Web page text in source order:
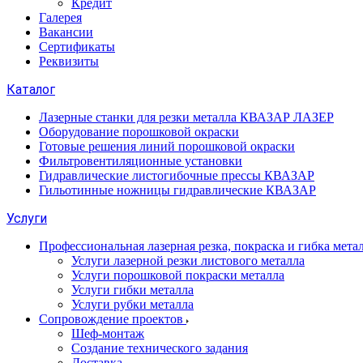
Кредит
Галерея
Вакансии
Сертификаты
Реквизиты
Каталог
Лазерные станки для резки металла КВАЗАР ЛАЗЕР
Оборудование порошковой окраски
Готовые решения линий порошковой окраски
Фильтровентиляционные установки
Гидравлические листогибочные прессы КВАЗАР
Гильотинные ножницы гидравлические КВАЗАР
Услуги
Профессиональная лазерная резка, покраска и гибка
Услуги лазерной резки листового металла
Услуги порошковой покраски металла
Услуги гибки металла
Услуги рубки металла
Сопровождение проектов
Шеф-монтаж
Создание технического задания